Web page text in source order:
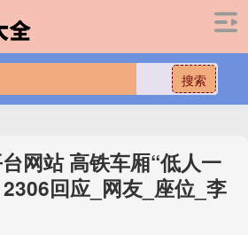
搜索
网站 高铁车厢“低人一
回应_网友_座位_李